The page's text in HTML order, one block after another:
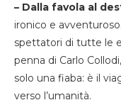
– Dalla favola al
ironico e
spettatori di tutte le
penna di Carlo
solo una fiaba: è il
verso l’umanità.